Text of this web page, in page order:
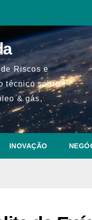
Riscos e
técnico sobre
& gás,
INOVAÇÃO